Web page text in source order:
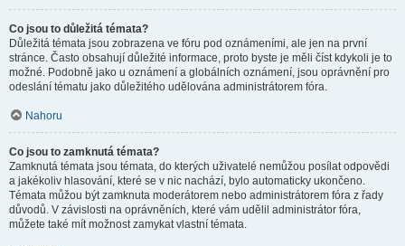
Co jsou to důležitá témata?
Důležitá témata jsou zobrazena ve fóru pod oznámeními, ale jen na první
stránce. Často obsahují důležité informace, proto byste je měli číst kdykoli je to
možné. Podobně jako u oznámení a globálních oznámení, jsou oprávnění pro
odeslání tématu jako důležitého udělována administrátorem fóra.
Nahoru
Co jsou to zamknutá témata?
Zamknutá témata jsou témata, do kterých uživatelé nemůžou posílat odpovědi
a jakékoliv hlasování, které se v nic nachází, bylo automaticky ukončeno.
Témata můžou být zamknuta moderátorem nebo administrátorem fóra z řady
důvodů. V závislosti na oprávněních, které vám udělil administrátor fóra,
můžete také mít možnost zamykat vlastní témata.